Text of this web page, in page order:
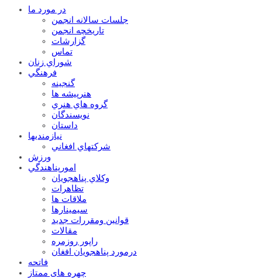
در مورد ما
جلسات سالانه انجمن
تاریخچه انجمن
گزارشات
تماس
شوراي زنان
فرهنگي
گنجينه
هنرپيشه ها
گروه هاي هنري
نويسندگان
داستان
نيازمنديها
شرکتهاي افغاني
ورزش
امورپناهندگي
وکلاي پناهجويان
تظاهرات
ملاقات ها
سيمينارها
قوانين ومقررات جديد
مقالات
راپور روزمره
درمورد پناهجويان افغان
فاتحه
چهره های ممتاز